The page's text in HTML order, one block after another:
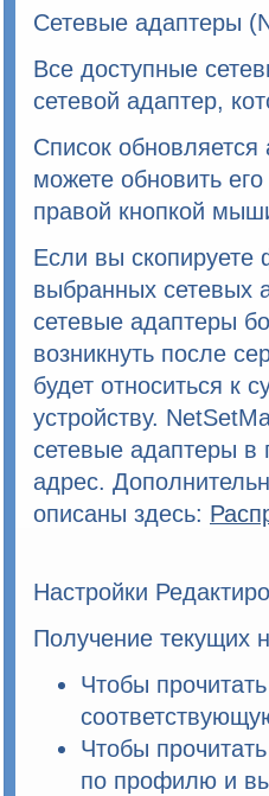
Сетевые адаптеры
Все доступные
сетевой адаптер,
Список
можете обновить
правой кнопкой
Если вы скопируете
выбранных сетевых
сетевые адаптеры
возникнуть после
будет относиться к
устройству.
сетевые адаптеры в
адрес.
описаны здесь:
Настройки
Получение текущих
Чтобы
Чтобы
по профилю и